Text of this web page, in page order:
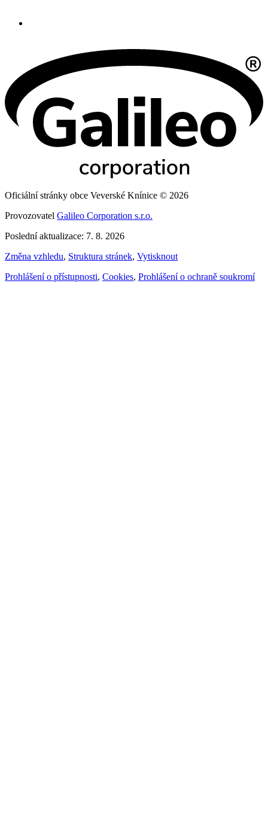
Oficiální stránky obce Veverské Knínice © 2026
Provozovatel Galileo Corporation s.r.o.
Poslední aktualizace: 7. 8. 2026
Změna vzhledu, Struktura stránek, Vytisknout
Prohlášení o přístupnosti, Cookies, Prohlášení o ochraně soukromí